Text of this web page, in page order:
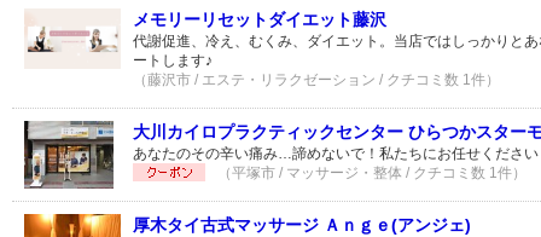
メモリーリセットダイエット藤沢
代謝促進、冷え、むくみ、ダイエット。当店ではしっかりと
ートします♪
（藤沢市 / エステ・リラクゼーション / クチコミ数 1件）
大川カイロプラクティックセンター ひらつかスター
あなたのその辛い痛み…諦めないで！私たちにお任せくださ
（平塚市 / マッサージ・整体 / クチコミ数 1件）
厚木タイ古式マッサージ Ａｎｇｅ(アンジェ)